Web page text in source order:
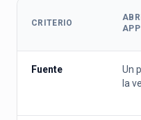
CRITERIO
APP
Fuente
Un
la